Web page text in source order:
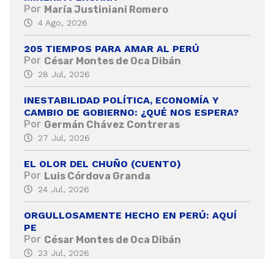
Por María Justiniani Romero
4 Ago, 2026
205 TIEMPOS PARA AMAR AL PERÚ
Por César Montes de Oca Dibán
28 Jul, 2026
INESTABILIDAD POLÍTICA, ECONOMÍA Y
CAMBIO DE GOBIERNO: ¿QUÉ NOS ESPERA?
Por Germán Chávez Contreras
27 Jul, 2026
EL OLOR DEL CHUÑO (CUENTO)
Por Luis Córdova Granda
24 Jul, 2026
ORGULLOSAMENTE HECHO EN PERÚ: AQUÍ
PE
Por César Montes de Oca Dibán
23 Jul, 2026